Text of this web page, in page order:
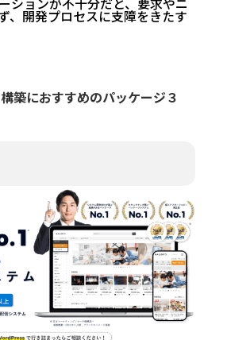
ションが不十分だと、要求やニ
、開発プロセスに支障をきたす
築におすすめのパッケージ３